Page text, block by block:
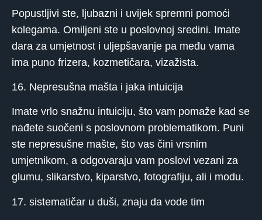
Popustljivi ste, ljubazni i uvijek spremni pomoći
kolegama. Omiljeni ste u poslovnoj sredini. Imate
dara za umjetnost i uljepšavanje pa među vama
ima puno frizera, kozmetičara, vizažista.
16. Nepresušna mašta i jaka intuicija
Imate vrlo snažnu intuiciju, što vam pomaže kad se
nađete suočeni s poslovnom problematikom. Puni
ste nepresušne mašte, što vas čini vrsnim
umjetnikom, a odgovaraju vam poslovi vezani za
glumu, slikarstvo, kiparstvo, fotografiju, ali i modu.
17. sistematičar u duši, znaju da vode tim